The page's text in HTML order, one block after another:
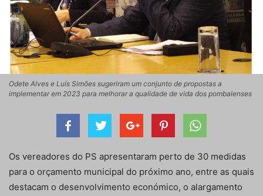
Odete Alves e Luís Simões sugeriram um conjunto de propostas a
implementar em 2023 para melhorar a qualidade de vida dos pombalenses
Os vereadores do PS apresentaram perto de 30 medidas
para o orçamento municipal do próximo ano, entre as quais
destacam o desenvolvimento económico, o alargamento